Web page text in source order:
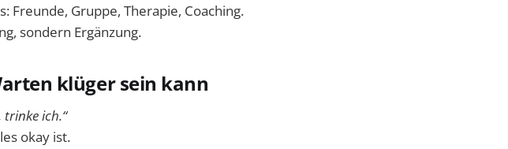
Freunde, Gruppe, Therapie, Coaching.
sondern Ergänzung.
klüger sein kann
trinke ich.“
okay ist.